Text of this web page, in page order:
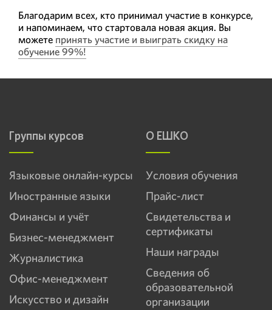
Благодарим всех, кто принимал участие в конкурсе,
и напоминаем, что стартовала новая акция. Вы
можете принять участие и выиграть скидку на
обучение 99%!
Группы курсов
Языковые онлайн-курсы
Иностранные языки
Финансы и учёт
Бизнес-менеджмент
Журналистика
Офис-менеджмент
Искусство и дизайн
О ЕШКО
Условия обучения
Прайс-лист
Свидетельства и
сертификаты
Наши награды
Сведения об
образовательной
организации